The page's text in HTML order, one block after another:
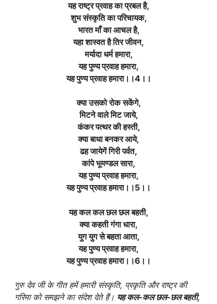
यह राष्ट्र प्रवाह का प्रबल है,
शुभ संस्कृति का परिचायक,
भारत माँ का आचल है,
यहा शास्वत है तिर जीवन,
मर्यादा धर्म हमारा,
यह पुण्य प्रवाह हमारा,
यह पुण्य प्रवाह हमारा।।4।।
क्या उसको रोक सकेंगे,
मिटने वाले मिट जाये,
कंकर पत्थर की हस्ती,
क्या बाधा बनकर आये,
ढह जायेगें गिरी पर्वत,
कांपे भूमण्डल सारा,
यह पुण्य प्रवाह हमारा,
यह पुण्य प्रवाह हमारा।।5।।
यह कल कल छल छल बहती,
क्या कहती गंगा धारा,
युग युग से बहता आता,
यह पुण्य प्रवाह हमारा,
यह पुण्य प्रवाह हमारा।।6।।
गुरु देव जी के गीत हमें हमारी संस्कृति, प्रकृति और राष्ट्र की
गरिमा को समझने का संदेश देते हैं। यह कल-कल छल-छल बहती,